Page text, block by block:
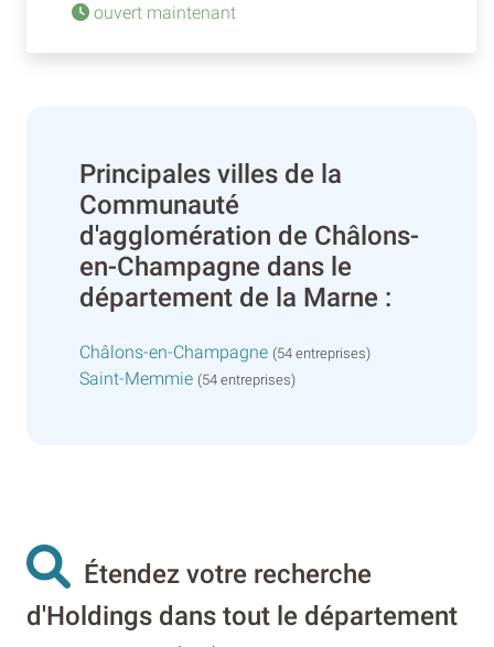
ouvert maintenant
Principales villes de la
Communauté
d'agglomération de Châlons-
en-Champagne dans le
département de la Marne :
Châlons-en-Champagne (54 entreprises)
Saint-Memmie (54 entreprises)
Étendez votre recherche
d'Holdings dans tout le département